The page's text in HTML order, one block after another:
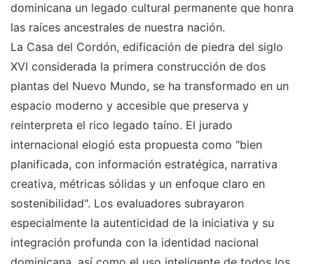
dominicana un legado cultural permanente que honra
las raíces ancestrales de nuestra nación.
La Casa del Cordón, edificación de piedra del siglo
XVI considerada la primera construcción de dos
plantas del Nuevo Mundo, se ha transformado en un
espacio moderno y accesible que preserva y
reinterpreta el rico legado taíno. El jurado
internacional elogió esta propuesta como "bien
planificada, con información estratégica, narrativa
creativa, métricas sólidas y un enfoque claro en
sostenibilidad". Los evaluadores subrayaron
especialmente la autenticidad de la iniciativa y su
integración profunda con la identidad nacional